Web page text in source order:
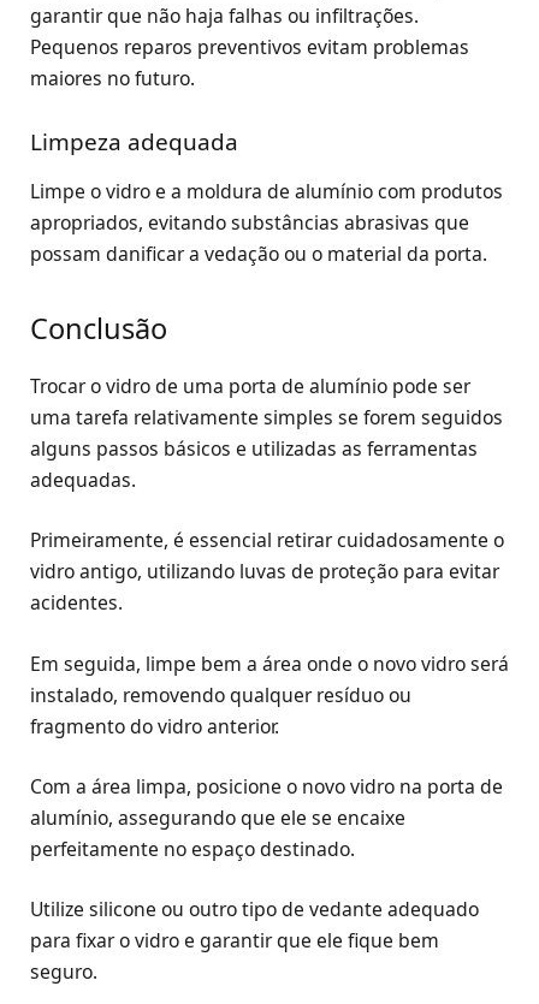
garantir que não haja falhas ou infiltrações.
Pequenos reparos preventivos evitam problemas
maiores no futuro.
Limpeza adequada
Limpe o vidro e a moldura de alumínio com produtos
apropriados, evitando substâncias abrasivas que
possam danificar a vedação ou o material da porta.
Conclusão
Trocar o vidro de uma porta de alumínio pode ser
uma tarefa relativamente simples se forem seguidos
alguns passos básicos e utilizadas as ferramentas
adequadas.
Primeiramente, é essencial retirar cuidadosamente o
vidro antigo, utilizando luvas de proteção para evitar
acidentes.
Em seguida, limpe bem a área onde o novo vidro será
instalado, removendo qualquer resíduo ou
fragmento do vidro anterior.
Com a área limpa, posicione o novo vidro na porta de
alumínio, assegurando que ele se encaixe
perfeitamente no espaço destinado.
Utilize silicone ou outro tipo de vedante adequado
para fixar o vidro e garantir que ele fique bem
seguro.